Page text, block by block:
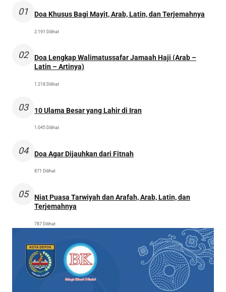
01 Doa Khusus Bagi Mayit, Arab, Latin, dan Terjemahnya
2.191 Dilihat
02
Doa Lengkap Walimatussafar Jamaah Haji (Arab –
Latin – Artinya)
1.218 Dilihat
03 10 Ulama Besar yang Lahir di Iran
1.045 Dilihat
04 Doa Agar Dijauhkan dari Fitnah
871 Dilihat
05
Niat Puasa Tarwiyah dan Arafah, Arab, Latin, dan
Terjemahnya
787 Dilihat